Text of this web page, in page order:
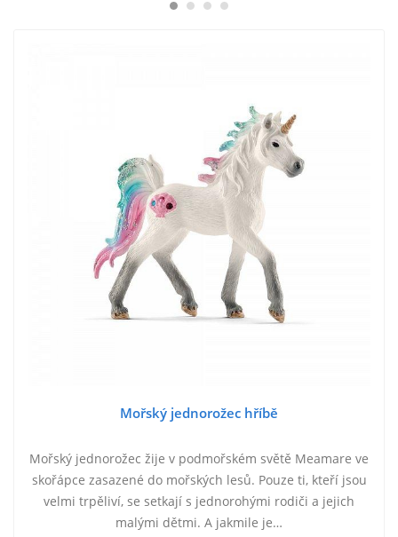
Mořský jednorožec hříbě
Mořský jednorožec žije v podmořském světě Meamare ve
skořápce zasazené do mořských lesů. Pouze ti, kteří jsou
velmi trpěliví, se setkají s jednorohými rodiči a jejich
malými dětmi. A jakmile je…